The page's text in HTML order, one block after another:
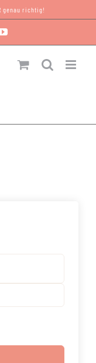
genau richtig!